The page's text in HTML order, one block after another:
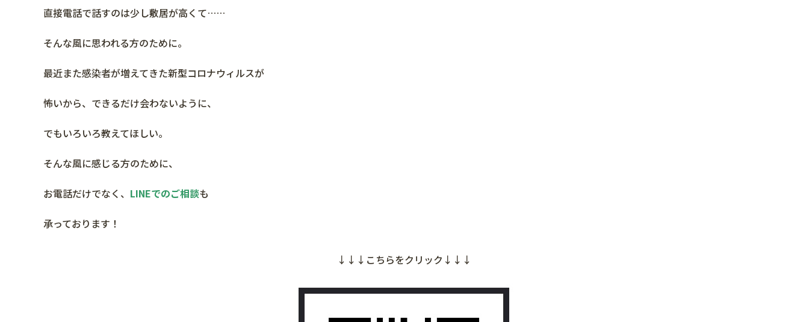
直接電話で話すのは少し敷居が高くて……
そんな風に思われる方のために。
最近また感染者が増えてきた新型コロナウィルスが
怖いから、できるだけ会わないように、
でもいろいろ教えてほしい。
そんな風に感じる方のために、
お電話だけでなく、 LINEでのご相談も
承っております！
↓↓↓こちらをクリック↓↓↓